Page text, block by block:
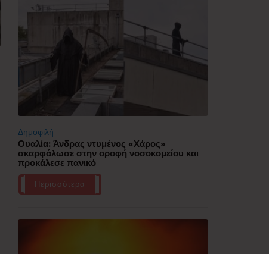
Δημοφιλή
Ουαλία: Άνδρας ντυμένος «Χάρος»
σκαρφάλωσε στην οροφή νοσοκομείου και
προκάλεσε πανικό
Περισσότερα